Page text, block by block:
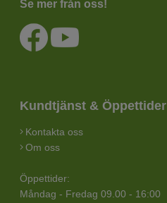
Se mer från oss!
Kundtjänst & Öppettider
Kontakta oss
Om oss
Öppettider:
Måndag - Fredag 09.00 - 16:00